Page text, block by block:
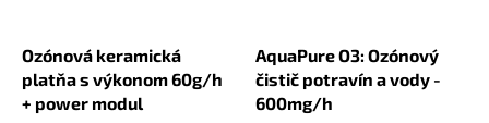
Ozónová keramická
platňa s výkonom 60g/h
+ power modul
AquaPure O3: Ozónový
čistič potravín a vody -
600mg/h